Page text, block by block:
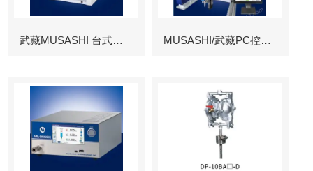
武藏MUSASHI 台式涂布机械臂 MUSASHI/武藏PC控制图像识别机械臂